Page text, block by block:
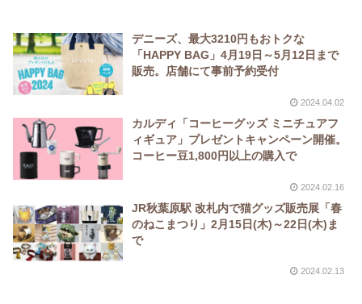
デニーズ、最大3210円もおトクな
「HAPPY BAG」4月19日～5月12日まで
販売。店舗にて事前予約受付
2024.04.02
カルディ「コーヒーグッズ ミニチュアフ
ィギュア」プレゼントキャンペーン開催。
コーヒー豆1,800円以上の購入で
2024.02.16
JR秋葉原駅 改札内で猫グッズ販売展「春
のねこまつり」2月15日(木)～22日(木)ま
で
2024.02.13